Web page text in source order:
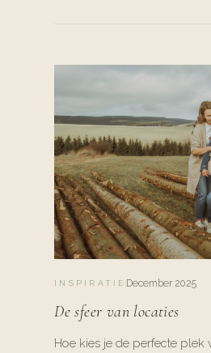
INSPIRATIE December 2025
De sfeer van locaties
Hoe kies je de perfecte plek